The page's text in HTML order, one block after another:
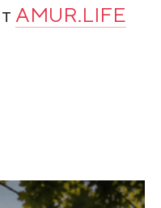
AMUR.LIFE